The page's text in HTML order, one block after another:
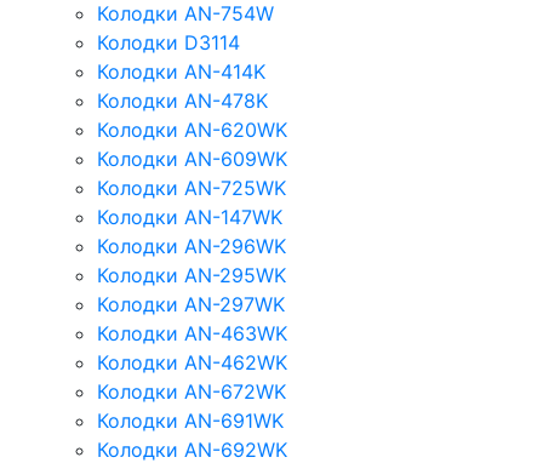
Колодки AN-754W
Колодки D3114
Колодки AN-414K
Колодки AN-478K
Колодки AN-620WK
Колодки AN-609WK
Колодки AN-725WK
Колодки AN-147WK
Колодки AN-296WK
Колодки AN-295WK
Колодки AN-297WK
Колодки AN-463WK
Колодки AN-462WK
Колодки AN-672WK
Колодки AN-691WK
Колодки AN-692WK